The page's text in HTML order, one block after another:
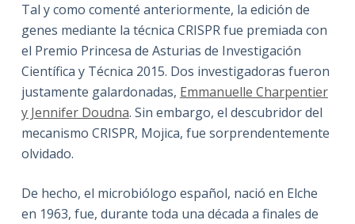
Tal y como comenté anteriormente, la edición de
genes mediante la técnica CRISPR fue premiada con
el Premio Princesa de Asturias de Investigación
Científica y Técnica 2015. Dos investigadoras fueron
justamente galardonadas, Emmanuelle Charpentier
y Jennifer Doudna. Sin embargo, el descubridor del
mecanismo CRISPR, Mojica, fue sorprendentemente
olvidado.
De hecho, el microbiólogo español, nació en Elche
en 1963, fue, durante toda una década a finales de